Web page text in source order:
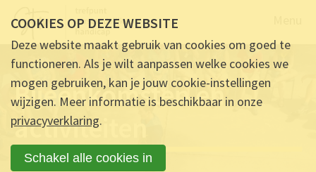
Bijeenkomsten en
activiteiten
COOKIES OP DEZE WEBSITE
Deze website maakt gebruik van cookies om goed te
functioneren. Als je wilt aanpassen welke cookies we
mogen gebruiken, kan je jouw cookie-instellingen
wijzigen. Meer informatie is beschikbaar in onze
privacyverklaring.
Schakel alle cookies in